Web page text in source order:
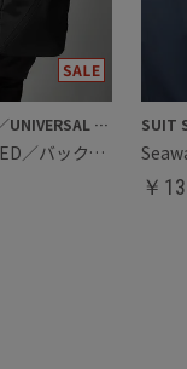
SUIT SQUARE／UNIVERSAL LANGUAGE
Samsonite RED／バックパック
￥